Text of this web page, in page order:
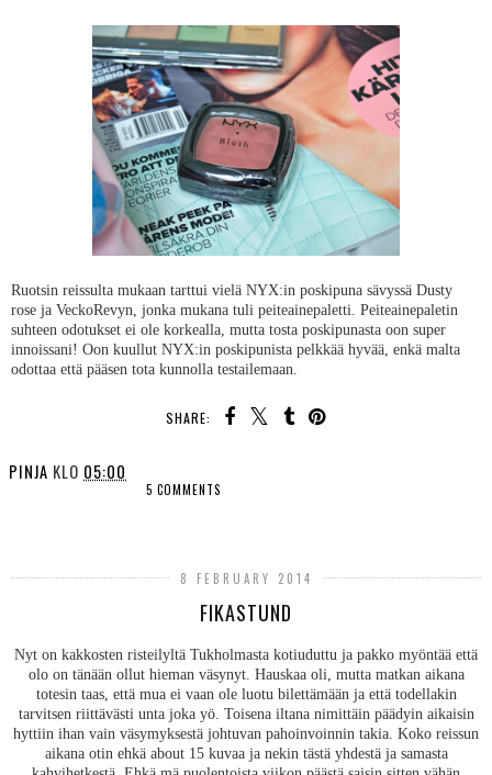
Ruotsin reissulta mukaan tarttui vielä NYX:in poskipuna sävyssä Dusty
rose ja VeckoRevyn, jonka mukana tuli peiteainepaletti. Peiteainepaletin
suhteen odotukset ei ole korkealla, mutta tosta poskipunasta oon super
innoissani! Oon kuullut NYX:in poskipunista pelkkää hyvää, enkä malta
odottaa että pääsen tota kunnolla testailemaan.
SHARE:
PINJA KLO 05:00
5 COMMENTS
8 FEBRUARY 2014
FIKASTUND
Nyt on kakkosten risteilyltä Tukholmasta kotiuduttu ja pakko myöntää että
olo on tänään ollut hieman väsynyt. Hauskaa oli, mutta matkan aikana
totesin taas, että mua ei vaan ole luotu bilettämään ja että todellakin
tarvitsen riittävästi unta joka yö. Toisena iltana nimittäin päädyin aikaisin
hyttiin ihan vain väsymyksestä johtuvan pahoinvoinnin takia. Koko reissun
aikana otin ehkä about 15 kuvaa ja nekin tästä yhdestä ja samasta